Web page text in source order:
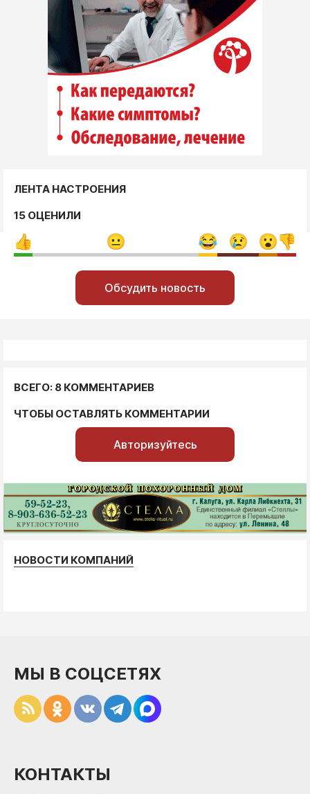
ЛЕНТА НАСТРОЕНИЯ
15 ОЦЕНИЛИ
Обсудить новость
ВСЕГО: 8 КОММЕНТАРИЕВ
ЧТОБЫ ОСТАВЛЯТЬ КОММЕНТАРИИ
Авторизуйтесь
НОВОСТИ КОМПАНИЙ
МЫ В СОЦСЕТЯХ
КОНТАКТЫ